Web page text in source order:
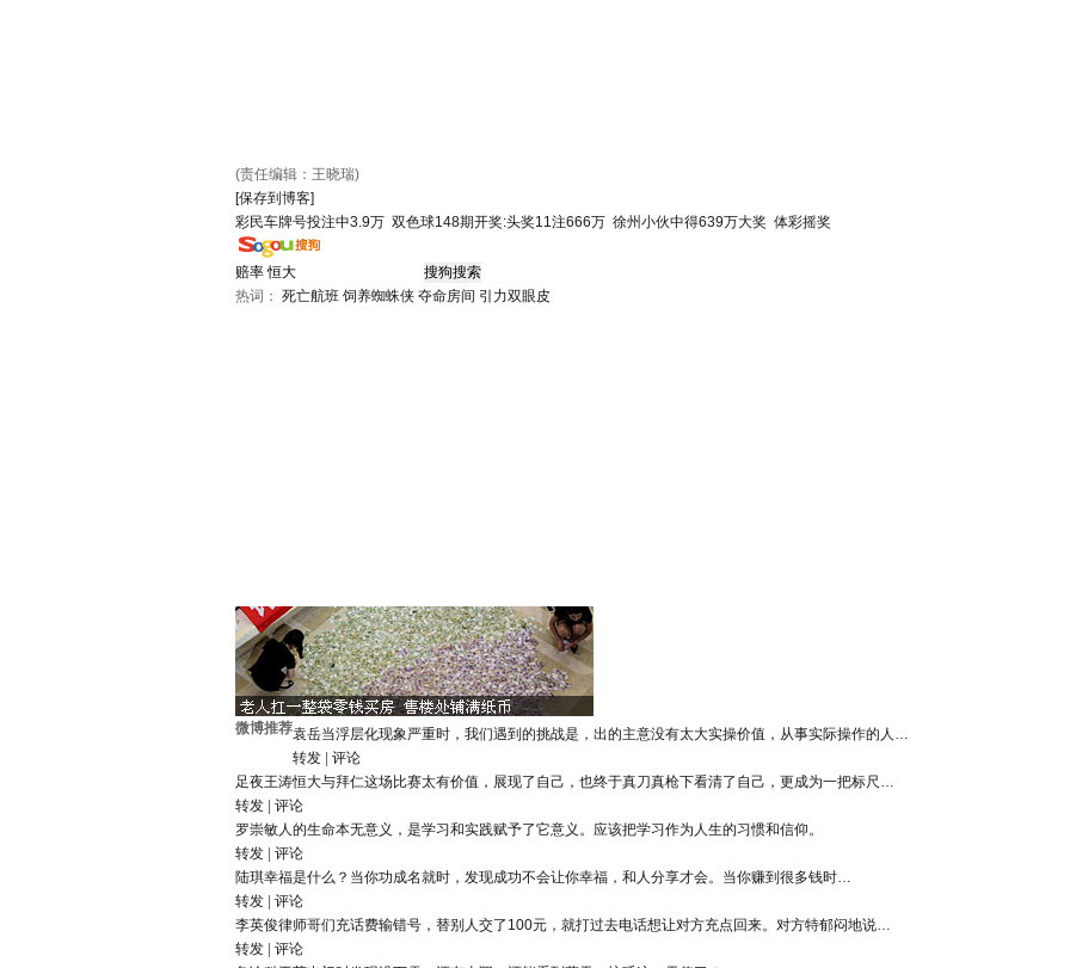
(责任编辑：王晓瑞)
[保存到博客]
彩民车牌号投注中3.9万 双色球148期开奖:头奖11注666万 徐州小伙中得639万大奖 体彩摇奖
热词： 死亡航班 饲养蜘蛛侠 夺命房间 引力双眼皮
微博推荐袁岳当浮层化现象严重时，我们遇到的挑战是，出的主意没有太大实操价值，从事实际操作的人…
转发
评论
足夜王涛恒大与拜仁这场比赛太有价值，展现了自己，也终于真刀真枪下看清了自己，更成为一把标尺…
转发
评论
罗崇敏人的生命本无意义，是学习和实践赋予了它意义。应该把学习作为人生的习惯和信仰。
转发
评论
陆琪幸福是什么？当你功成名就时，发现成功不会让你幸福，和人分享才会。当你赚到很多钱时…
转发
评论
李英俊律师哥们充话费输错号，替别人交了100元，就打过去电话想让对方充点回来。对方特郁闷地说…
转发
评论